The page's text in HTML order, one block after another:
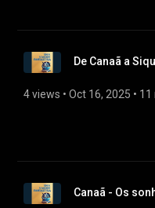
De Canaã a
4 views • Oct 16, 2025 • 11
Canaã - Os